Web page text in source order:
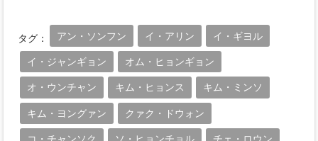
タグ： アン・ソンフン イ・アリン イ・ギヨル
イ・ジャンギョン オム・ヒョンギョン
オ・ウンチャン キム・ヒョンス キム・ミンソ
キム・ヨングァン クァク・ドウォン